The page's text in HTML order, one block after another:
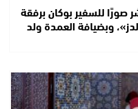
صورًا للسفير بوكان برفقة
وبضيافة العمدة ولد